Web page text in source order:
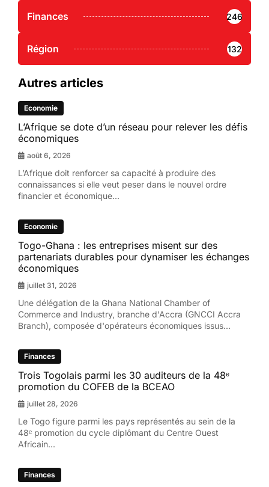
Finances 246
Région 132
Autres articles
Economie
L’Afrique se dote d’un réseau pour relever les défis
économiques
août 6, 2026
L’Afrique doit renforcer sa capacité à produire des
connaissances si elle veut peser dans le nouvel ordre
financier et économique...
Economie
Togo-Ghana : les entreprises misent sur des
partenariats durables pour dynamiser les échanges
économiques
juillet 31, 2026
Une délégation de la Ghana National Chamber of
Commerce and Industry, branche d'Accra (GNCCI Accra
Branch), composée d'opérateurs économiques issus...
Finances
Trois Togolais parmi les 30 auditeurs de la 48ᵉ
promotion du COFEB de la BCEAO
juillet 28, 2026
Le Togo figure parmi les pays représentés au sein de la
48ᵉ promotion du cycle diplômant du Centre Ouest
Africain...
Finances